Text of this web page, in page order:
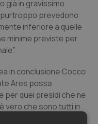
già in gravissimo
purtroppo prevedono
inferiore a quelle
minime previste per
in conclusione Cocco
Ares possa
per quei presidi che ne
vero che sono tutti in